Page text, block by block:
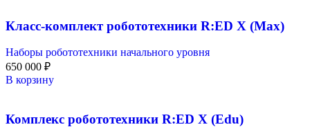
Класс-комплект робототехники R:ED X (Max)
Наборы робототехники начального уровня
650 000 ₽
В корзину
Комплекс робототехники R:ED X (Edu)